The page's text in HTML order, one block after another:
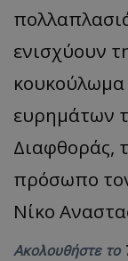
ενισχύουν
ευρημάτων
Διαφθοράς,
πρόσωπο
Νίκο
Ακολουθήστε το